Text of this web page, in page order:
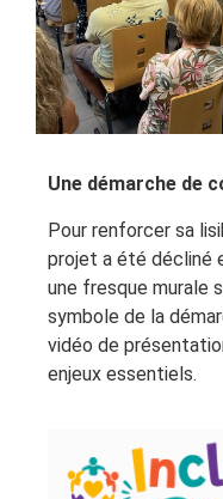
Une démarche de
Pour renforcer sa
projet a été décliné
une fresque murale
symbole de la
vidéo de
enjeux essentiels.